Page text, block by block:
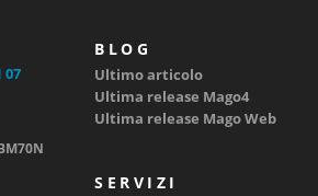
07
BLOG
Ultimo articolo
Ultima release Mago4
Ultima release Mago Web
SERVIZI